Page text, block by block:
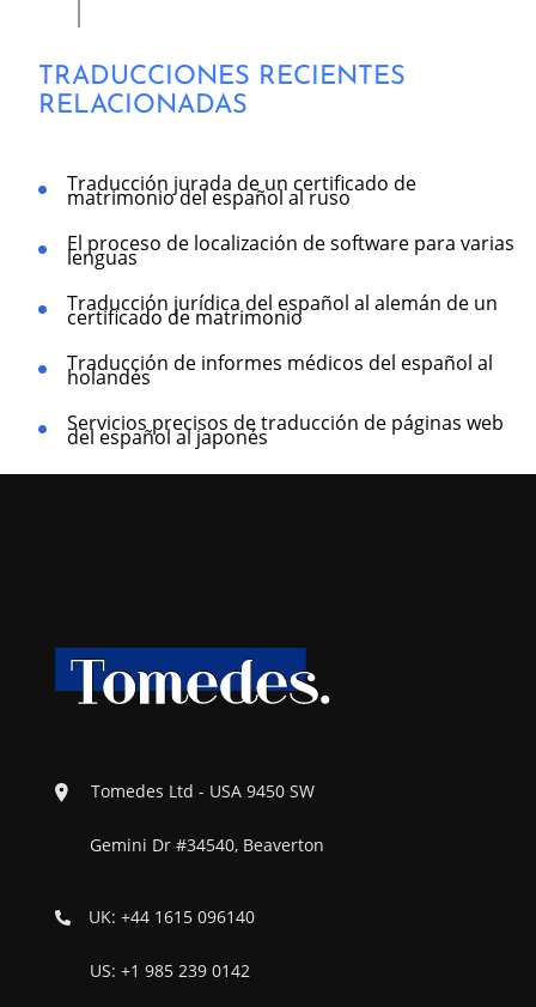
TRADUCCIONES RECIENTES
RELACIONADAS
Traducción jurada de un certificado de
matrimonio del español al ruso
El proceso de localización de software para varias
lenguas
Traducción jurídica del español al alemán de un
certificado de matrimonio
Traducción de informes médicos del español al
holandés
Servicios precisos de traducción de páginas web
del español al japonés
Tomedes Ltd - USA 9450 SW
Gemini Dr #34540, Beaverton
UK: +44 1615 096140
US: +1 985 239 0142